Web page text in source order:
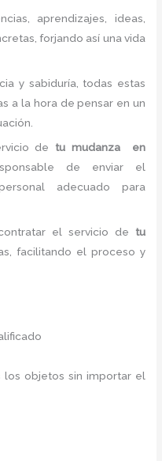
aprendizajes, ideas,
forjando así una vida
y sabiduría, todas estas
a la hora de pensar en un
de tu mudanza en
de enviar el
adecuado para
el servicio de tu
facilitando el proceso y
objetos sin importar el